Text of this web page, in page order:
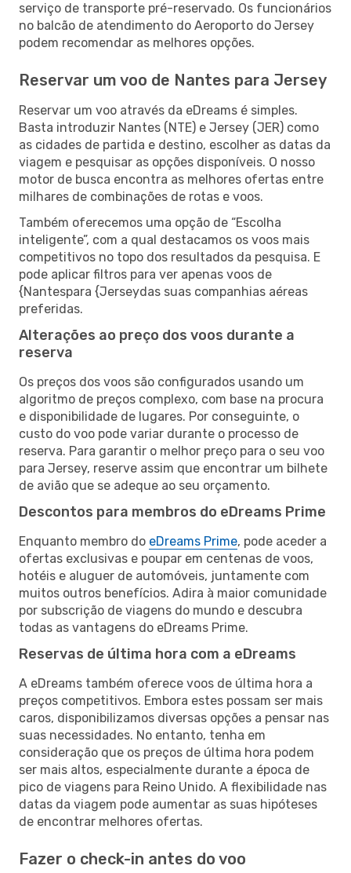
serviço de transporte pré-reservado. Os funcionários
no balcão de atendimento do Aeroporto do Jersey
podem recomendar as melhores opções.
Reservar um voo de Nantes para Jersey
Reservar um voo através da eDreams é simples.
Basta introduzir Nantes (NTE) e Jersey (JER) como
as cidades de partida e destino, escolher as datas da
viagem e pesquisar as opções disponíveis. O nosso
motor de busca encontra as melhores ofertas entre
milhares de combinações de rotas e voos.
Também oferecemos uma opção de “Escolha
inteligente”, com a qual destacamos os voos mais
competitivos no topo dos resultados da pesquisa. E
pode aplicar filtros para ver apenas voos de
{Nantespara {Jerseydas suas companhias aéreas
preferidas.
Alterações ao preço dos voos durante a
reserva
Os preços dos voos são configurados usando um
algoritmo de preços complexo, com base na procura
e disponibilidade de lugares. Por conseguinte, o
custo do voo pode variar durante o processo de
reserva. Para garantir o melhor preço para o seu voo
para Jersey, reserve assim que encontrar um bilhete
de avião que se adeque ao seu orçamento.
Descontos para membros do eDreams Prime
Enquanto membro do eDreams Prime, pode aceder a
ofertas exclusivas e poupar em centenas de voos,
hotéis e aluguer de automóveis, juntamente com
muitos outros benefícios. Adira à maior comunidade
por subscrição de viagens do mundo e descubra
todas as vantagens do eDreams Prime.
Reservas de última hora com a eDreams
A eDreams também oferece voos de última hora a
preços competitivos. Embora estes possam ser mais
caros, disponibilizamos diversas opções a pensar nas
suas necessidades. No entanto, tenha em
consideração que os preços de última hora podem
ser mais altos, especialmente durante a época de
pico de viagens para Reino Unido. A flexibilidade nas
datas da viagem pode aumentar as suas hipóteses
de encontrar melhores ofertas.
Fazer o check-in antes do voo